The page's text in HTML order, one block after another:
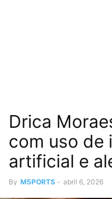
Drica
com uso de
artificial e
By M5PORTS - abril 6, 2026